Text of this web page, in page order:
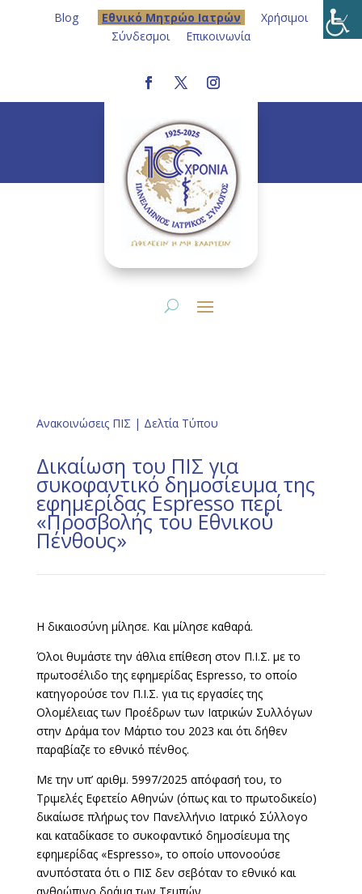
Blog Eθνικό Μητρώο Ιατρών
Χρήσιμοι
Σύνδεσμοι
Επικοινωνία
Ανακοινώσεις ΠΙΣ | Δελτία Τύπου
Δικαίωση του ΠΙΣ για
συκοφαντικό δημοσίευμα της
εφημερίδας Espresso περί
«Προσβολής του Εθνικού
Πένθους»
Η δικαιοσύνη μίλησε. Και μίλησε καθαρά.
Όλοι θυμάστε την άθλια επίθεση στον Π.Ι.Σ. με το
πρωτοσέλιδο της εφημερίδας Espresso, το οποίο
κατηγορούσε τον Π.Ι.Σ. για τις εργασίες της
Ολομέλειας των Προέδρων των Ιατρικών Συλλόγων
στην Δράμα τον Μάρτιο του 2023 και ότι δήθεν
παραβίαζε το εθνικό πένθος.
Με την υπ’ αριθμ. 5997/2025 απόφασή του, το
Τριμελές Εφετείο Αθηνών (όπως και το πρωτοδικείο)
δικαίωσε πλήρως τον Πανελλήνιο Ιατρικό Σύλλογο
και καταδίκασε το συκοφαντικό δημοσίευμα της
εφημερίδας «Espresso», το οποίο υπονοούσε
ανυπόστατα ότι ο ΠΙΣ δεν σεβόταν το εθνικό και